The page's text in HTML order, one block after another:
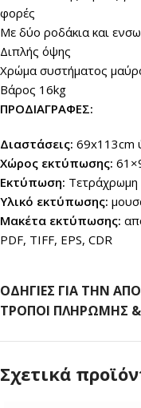
φορές
Με δύο ροδάκια και
Διπλής όψης
Χρώμα συστήματος
Βάρος 16kg
ΠΡΟΔΙΑΓΡΑΦΕΣ:
Διαστάσεις: 69x113cm
Χώρος εκτύπωσης:
Εκτύπωση: Τετράχρωμη
Υλικό εκτύπωσης:
Μακέτα εκτύπωσης:
PDF, TIFF, EPS, CDR
ΟΔΗΓΙΕΣ ΓΙΑ ΤΗΝ
ΤΡΟΠΟΙ ΠΛΗΡΩΜΗΣ
Σχετικά